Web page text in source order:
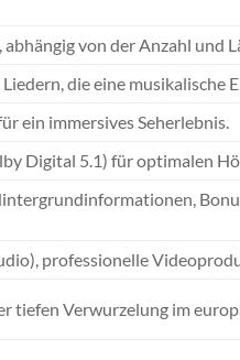
von der Anzahl und
die eine musikalische
ein immersives Seherlebnis.
Digital 5.1) für optimalen
professionelle
Verwurzelung im